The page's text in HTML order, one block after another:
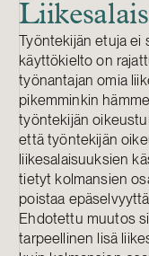
Työntekijän etuja ei
käyttökielto on
työnantajan omia
pikemminkin
työntekijän
että työntekijän
liikesalaisuuksien
tietyt kolmansien
poistaa
Ehdotettu muutos
tarpeellinen lisä